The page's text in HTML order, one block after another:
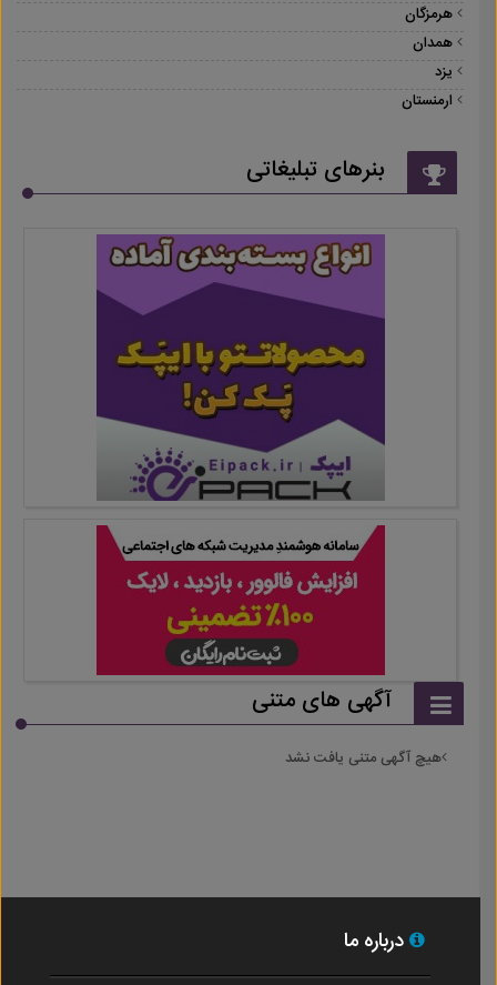
هرمزگان
همدان
یزد
ارمنستان
بنرهای تبلیغاتی
آگهی های متنی
هیچ آگهی متنی یافت نشد
درباره ما